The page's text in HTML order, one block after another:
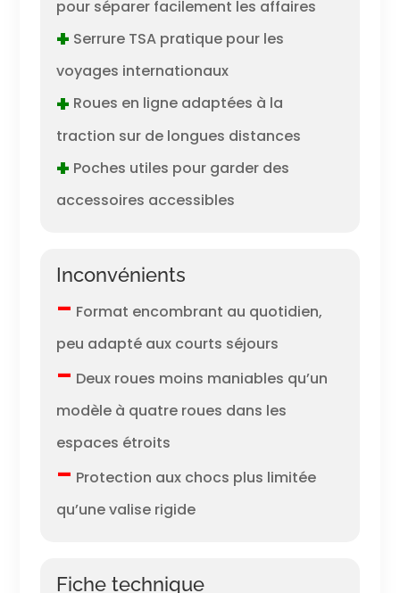
pour séparer facilement les affaires
+ Serrure TSA pratique pour les
voyages internationaux
+ Roues en ligne adaptées à la
traction sur de longues distances
+ Poches utiles pour garder des
accessoires accessibles
Inconvénients
– Format encombrant au quotidien,
peu adapté aux courts séjours
– Deux roues moins maniables qu’un
modèle à quatre roues dans les
espaces étroits
– Protection aux chocs plus limitée
qu’une valise rigide
Fiche technique